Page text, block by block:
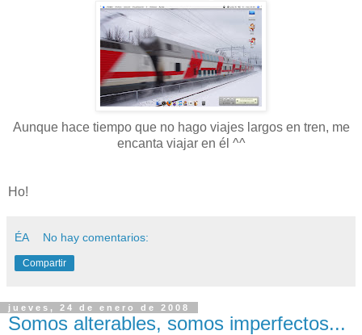
Aunque hace tiempo que no hago viajes largos en tren, me
encanta viajar en él ^^
Ho!
ÉA No hay comentarios:
Compartir
jueves, 24 de enero de 2008
Somos alterables, somos imperfectos...